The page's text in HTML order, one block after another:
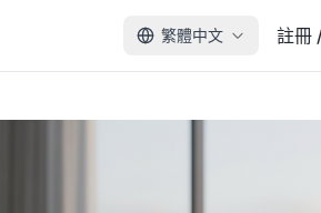
繁體中文 註冊